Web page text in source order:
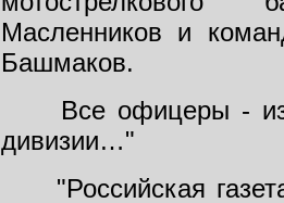
Масленников и
Башмаков.
Все офицеры - из
дивизии…"
"Российская